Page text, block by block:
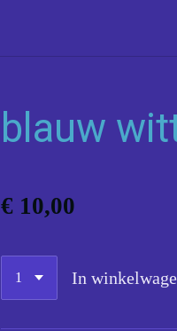
blauw
€ 10,00
In